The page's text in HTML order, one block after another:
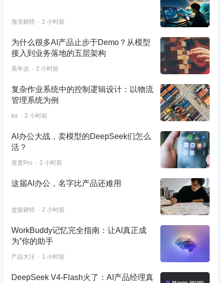
海克财经 2 小时前
为什么很多AI产品止步于Demo？从模型
接入到业务落地的五层架构
美年达 2 小时前
复杂作业系统中的控制逻辑设计：以物流
管理系统为例
ka 2 小时前
AI办公大战，卖模型的DeepSeek们怎么
活？
壹度Pro 2 小时前
这届AI办公，名字比产品还难用
盒饭财经 2 小时前
WorkBuddy记忆完全指南：让AI真正成
为”你的助手
产品大汪 1 小时前
DeepSeek V4-Flash火了：AI产品经理真